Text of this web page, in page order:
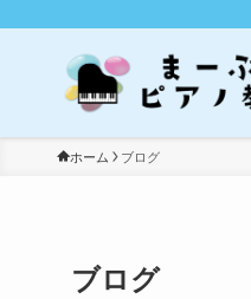
ホーム ブログ
ブログ